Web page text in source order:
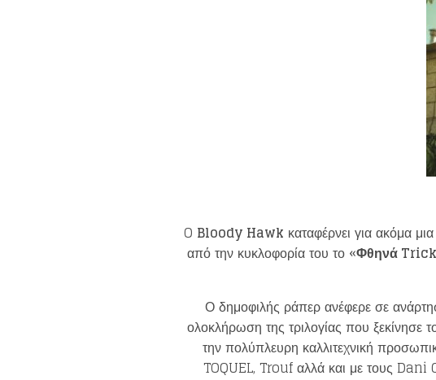
O Bloody Hawk καταφέρνει για ακόμα
από την κυκλοφορία του το «Φθηνά
Ο δημοφιλής ράπερ ανέφερε σε
ολοκλήρωση της τριλογίας που
την πολύπλευρη καλλιτεχνική
TOQUEL, Trouf αλλά και με τους